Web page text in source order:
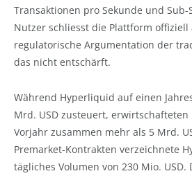
Transaktionen pro Sekunde und Sub-
Nutzer schliesst die Plattform offiziell
regulatorische Argumentation der
das nicht entschärft.
Während Hyperliquid auf einen
Mrd. USD zusteuert, erwirtschafteten
Vorjahr zusammen mehr als 5 Mrd.
Premarket-Kontrakten verzeichnete
tägliches Volumen von 230 Mio.